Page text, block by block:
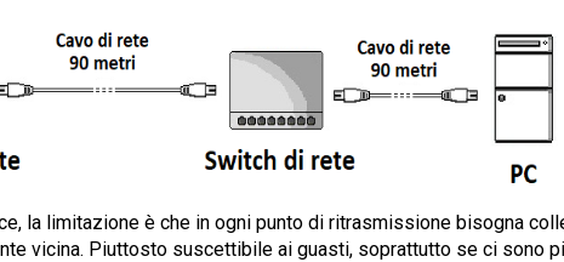
la limitazione è che in ogni punto di ritrasmissione bisogna
vicina. Piuttosto suscettibile ai guasti, soprattutto se ci sono